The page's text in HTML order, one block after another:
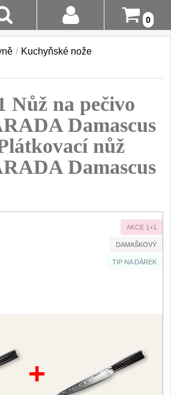
0
43
/ Kuchyňské nože
Nůž na pečivo
Damascus
nůž
Damascus
AKCE 1+1
DAMAŠKOVÝ
TIP NA DÁREK
+